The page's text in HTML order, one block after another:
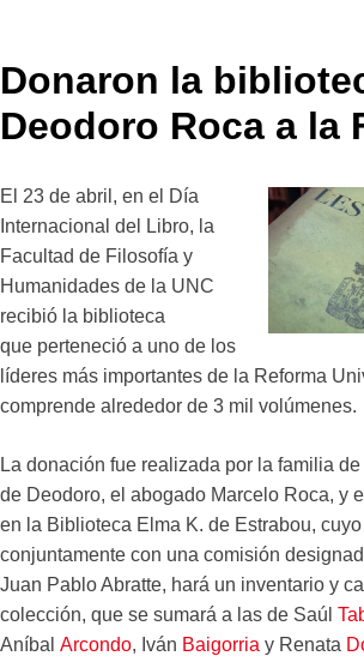
Donaron la
Deodoro Roca a la
El 23 de abril, en el Día
Internacional del Libro, la
Facultad de Filosofía y
Humanidades de la UNC
recibió la biblioteca
que perteneció a uno de los
líderes más importantes de la Reforma
comprende alrededor de 3 mil volúmenes.
La donación fue realizada por la familia
de Deodoro, el abogado Marcelo Roca, y
en la Biblioteca Elma K. de Estrabou,
conjuntamente con una comisión
Juan Pablo Abratte, hará un inventario y
colección, que se sumará a las de Saúl
Aníbal Arcondo, Iván Baigorria y Renata